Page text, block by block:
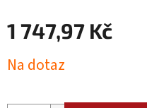
1 747,97 Kč
cena:
Na dotaz